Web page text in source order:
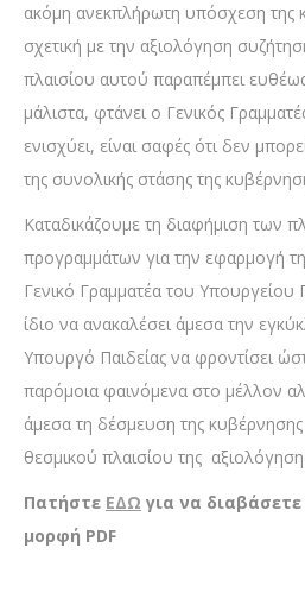
ακόμη ανεκπλήρωτη υπόσχεση της
σχετική με την αξιολόγηση
πλαισίου αυτού παραπέμπει
μάλιστα, φτάνει ο Γενικός
ενισχύει, είναι σαφές ότι δεν
της συνολικής στάσης της
Καταδικάζουμε τη διαφήμιση των
προγραμμάτων για την εφαρμογή
Γενικό Γραμματέα του Υπουργείου
ίδιο να ανακαλέσει άμεσα την
Υπουργό Παιδείας να φροντίσει
παρόμοια φαινόμενα στο μέλλον
άμεσα τη δέσμευση της
θεσμικού πλαισίου της
Πατήστε ΕΔΩ για να
μορφή PDF